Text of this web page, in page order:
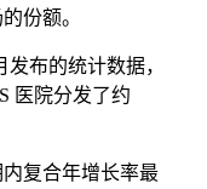
份额。
布的统计数据，
医院分发了约
复合年增长率最